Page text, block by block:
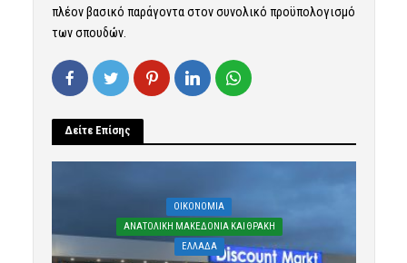
πλέον βασικό παράγοντα στον συνολικό προϋπολογισμό
των σπουδών.
Δείτε Επίσης
OIKONOMIA
ΑΝΑΤΟΛΙΚΗ ΜΑΚΕΔΟΝΙΑ ΚΑΙ ΘΡΑΚΗ
ΕΛΛΑΔΑ